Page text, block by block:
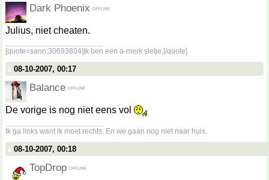
Dark Phoenix
Julius, niet cheaten.
[quote=sann;30693804]Ik ben een a-merk sletje.[/quote]
08-10-2007, 00:17
Balance
De vorige is nog niet eens vol
Ik ga links want ik moet rechts. En we gaan nog niet naar huis.
08-10-2007, 00:18
TopDrop